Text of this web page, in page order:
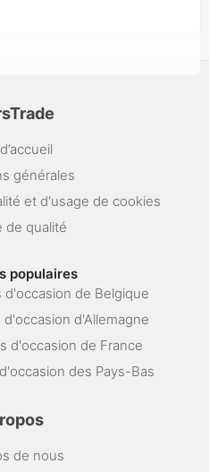
générales
et d'usage de cookies
de qualité
populaires
de Belgique
d'Allemagne
d'occasion de France
des Pays-Bas
de nous